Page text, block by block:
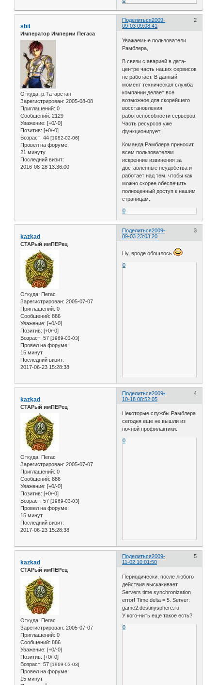
Поделиться 2
2009-
09-03 09:08:41
sbit
Император Империи Пегаса
Откуда: р.Татарстан
Зарегистрирован: 2005-08-08
Приглашений: 0
Сообщений: 2129
Уважение: [+0/-0]
Позитив: [+0/-0]
Возраст: 44 [1982-02-06]
Провел на форуме:
21 минуту
Последний визит:
2016-08-28 13:36:00
Уважаемые пользователи
Рамблера,
В связи с аварией в дата-
центре часть наших сервисов
не работает. В данный
момент техническая служба
компании делает все
возможное для скорейшего
восстановления
работоспособности серверов.
Часть ресурсов уже
функционирует.
Команда Рамблера приносит
всем пользователям
искренние извинения за
доставленные неудобства и
работает над тем, чтобы как
можно скорее обеспечить
полноценный доступ к нашим
страницам.
0
Поделиться 3
2009-
09-03 23:03:20
kazkad
СТАРый имПЕРец
Откуда: Пегас
Зарегистрирован: 2005-07-07
Приглашений: 0
Сообщений: 886
Уважение: [+0/-0]
Позитив: [+0/-0]
Возраст: 57 [1969-03-03]
Провел на форуме:
15 минут
Последний визит:
2017-06-23 15:28:38
Ну, вроде обошлось
0
Поделиться 4
2009-
10-18 08:52:05
kazkad
СТАРый имПЕРец
Откуда: Пегас
Зарегистрирован: 2005-07-07
Приглашений: 0
Сообщений: 886
Уважение: [+0/-0]
Позитив: [+0/-0]
Возраст: 57 [1969-03-03]
Провел на форуме:
15 минут
Последний визит:
2017-06-23 15:28:38
Некоторые службы Рамблера
сегодня еще не вышли из
ночной профилактики.
0
Поделиться 5
2009-
11-02 10:01:50
kazkad
СТАРый имПЕРец
Откуда: Пегас
Зарегистрирован: 2005-07-07
Приглашений: 0
Сообщений: 886
Уважение: [+0/-0]
Позитив: [+0/-0]
Возраст: 57 [1969-03-03]
Провел на форуме:
15 минут
Периодически, после любого
действия выскакивает
Servers time synchronization
error! Time delta = 5. Server:
game2.destinysphere.ru
У кого-нить еще такое есть?
0